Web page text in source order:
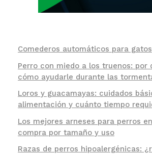
Comederos automáticos para gatos
Perro con miedo a los truenos: por
cómo ayudarle durante las
Loros y guacamayas: cuidados
alimentación y cuánto tiempo
Los mejores arneses para perros
compra por tamaño y uso
Razas de perros hipoalergénicas: